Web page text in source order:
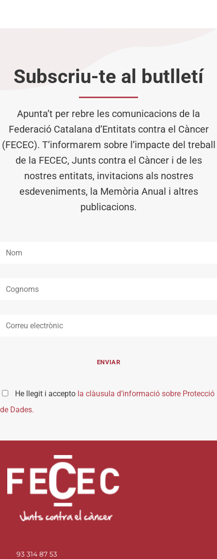
Subscriu-te al butlletí
Apunta’t per rebre les comunicacions de la
Federació Catalana d’Entitats contra el Càncer
(FECEC). T’informarem sobre l’impacte del treball
de la FECEC, Junts contra el Càncer i de les
nostres entitats, invitacions als nostres
esdeveniments, la Memòria Anual i altres
publicacions.
He llegit i accepto la clàusula d’informació sobre Protecció
de Dades.
93 314 87 53